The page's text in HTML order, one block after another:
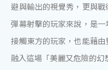
避與輸出的視覺秀，更與
彈幕射擊的玩家來說，是
接觸東方的玩家，也能藉
融入這場「美麗又危險的幻